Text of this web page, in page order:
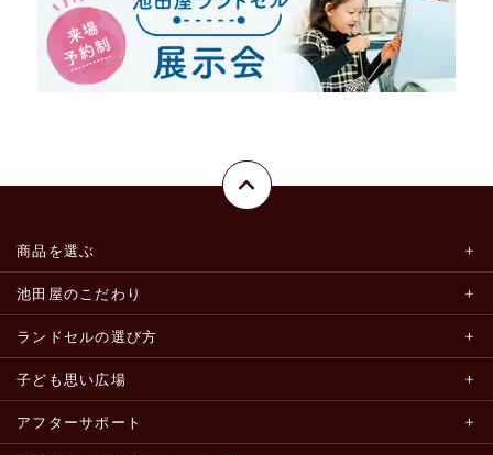
商品を選ぶ
池田屋のこだわり
ランドセルの選び方
子ども思い広場
アフターサポート